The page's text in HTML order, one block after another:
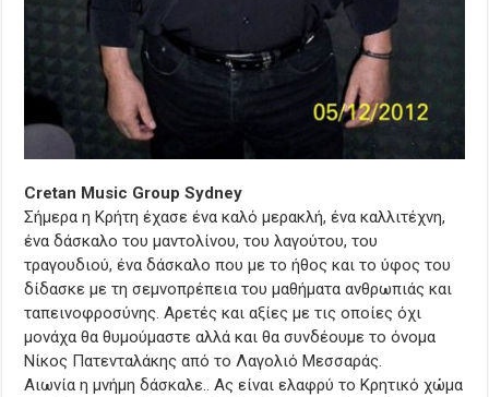
Cretan Music Group Sydney
Σήμερα η Κρήτη έχασε ένα καλό μερακλή, ένα καλλιτέχνη,
ένα δάσκαλο του μαντολίνου, του λαγούτου, του
τραγουδιού, ένα δάσκαλο που με το ήθος και το ύφος του
δίδασκε με τη σεμνοπρέπεια του μαθήματα ανθρωπιάς και
ταπεινοφροσύνης. Αρετές και αξίες με τις οποίες όχι
μονάχα θα θυμούμαστε αλλά και θα συνδέουμε το όνομα
Νίκος Πατενταλάκης από το Λαγολιό Μεσσαράς.
Αιωνία η μνήμη δάσκαλε.. Ας είναι ελαφρύ το Κρητικό χώμα